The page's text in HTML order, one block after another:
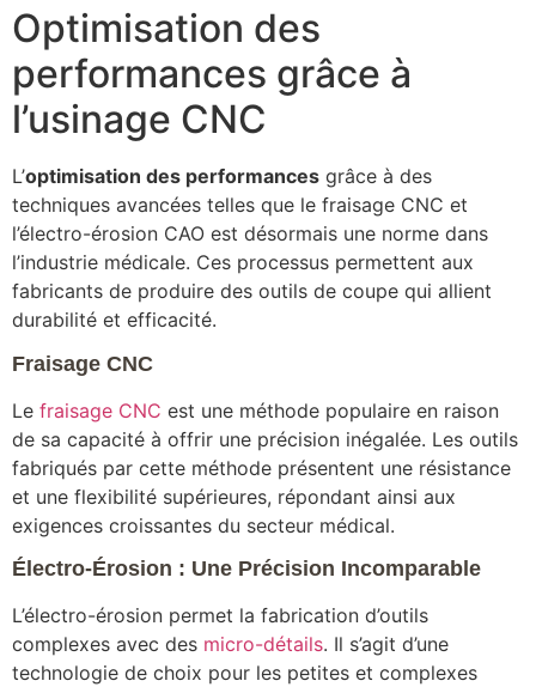
Optimisation des
performances grâce à
l’usinage CNC
L’optimisation des performances grâce à des
techniques avancées telles que le fraisage CNC et
l’électro-érosion CAO est désormais une norme dans
l’industrie médicale. Ces processus permettent aux
fabricants de produire des outils de coupe qui allient
durabilité et efficacité.
Fraisage CNC
Le fraisage CNC est une méthode populaire en raison
de sa capacité à offrir une précision inégalée. Les outils
fabriqués par cette méthode présentent une résistance
et une flexibilité supérieures, répondant ainsi aux
exigences croissantes du secteur médical.
Électro-Érosion : Une Précision Incomparable
L’électro-érosion permet la fabrication d’outils
complexes avec des micro-détails. Il s’agit d’une
technologie de choix pour les petites et complexes